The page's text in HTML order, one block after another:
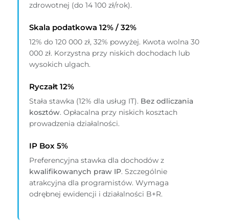
zdrowotnej (do 14 100 zł/rok).
Skala podatkowa 12% / 32%
12% do 120 000 zł, 32% powyżej. Kwota wolna 30
000 zł. Korzystna przy niskich dochodach lub
wysokich ulgach.
Ryczałt 12%
Stała stawka (12% dla usług IT). Bez odliczania
kosztów. Opłacalna przy niskich kosztach
prowadzenia działalności.
IP Box 5%
Preferencyjna stawka dla dochodów z
kwalifikowanych praw IP. Szczególnie
atrakcyjna dla programistów. Wymaga
odrębnej ewidencji i działalności B+R.